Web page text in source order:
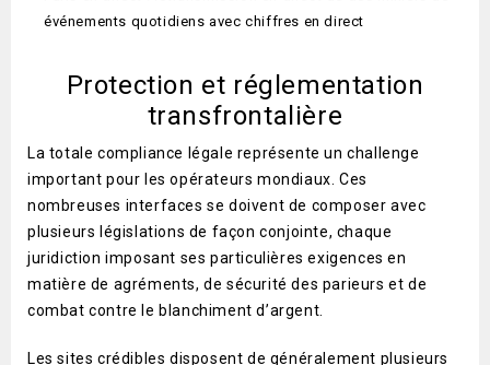
événements quotidiens avec chiffres en direct
Protection et réglementation
transfrontalière
La totale compliance légale représente un challenge
important pour les opérateurs mondiaux. Ces
nombreuses interfaces se doivent de composer avec
plusieurs législations de façon conjointe, chaque
juridiction imposant ses particulières exigences en
matière de agréments, de sécurité des parieurs et de
combat contre le blanchiment d’argent.
Les sites crédibles disposent de généralement plusieurs